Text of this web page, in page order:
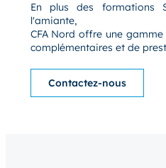
En plus des formations
l'amiante,
CFA Nord offre une
complémentaires et de
Contactez-nous